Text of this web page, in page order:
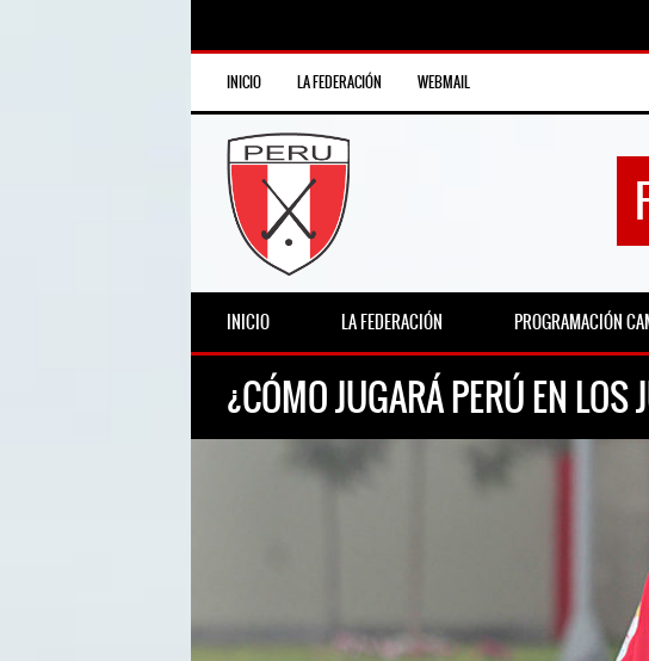
INICIO LA FEDERACIÓN WEBMAIL
INICIO LA FEDERACIÓN PROGRAMACIÓN
¿CÓMO JUGARÁ PERÚ EN